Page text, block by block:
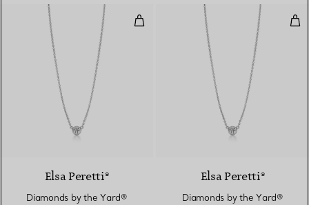
Diamonds by the Yard®
2 Materialien
Elsa Peretti®
Diamonds by the Yard®
Elsa Peretti®
Diamonds by the Yard®